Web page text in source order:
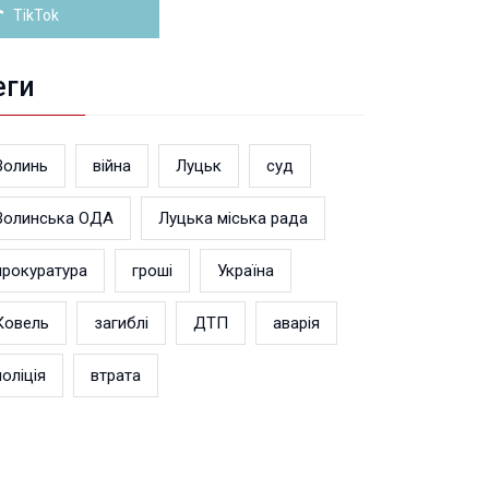
TikTok
війна Луцьк суд
ОДА Луцька міська рада
гроші Україна
загиблі ДТП аварія
втрата